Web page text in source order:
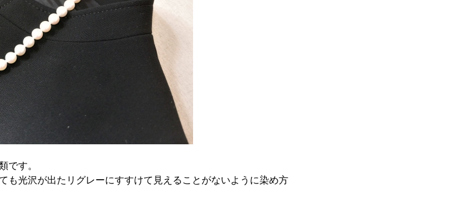
です。
も光沢が出たリグレーにすすけて見えることがないように染め方